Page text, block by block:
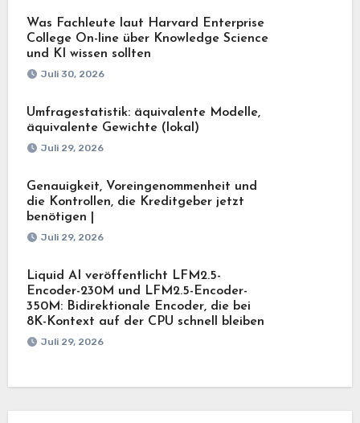
Was Fachleute laut Harvard Enterprise
College On-line über Knowledge Science
und KI wissen sollten
Juli 30, 2026
Umfragestatistik: äquivalente Modelle,
äquivalente Gewichte (lokal)
Juli 29, 2026
Genauigkeit, Voreingenommenheit und
die Kontrollen, die Kreditgeber jetzt
benötigen |
Juli 29, 2026
Liquid AI veröffentlicht LFM2.5-
Encoder-230M und LFM2.5-Encoder-
350M: Bidirektionale Encoder, die bei
8K-Kontext auf der CPU schnell bleiben
Juli 29, 2026